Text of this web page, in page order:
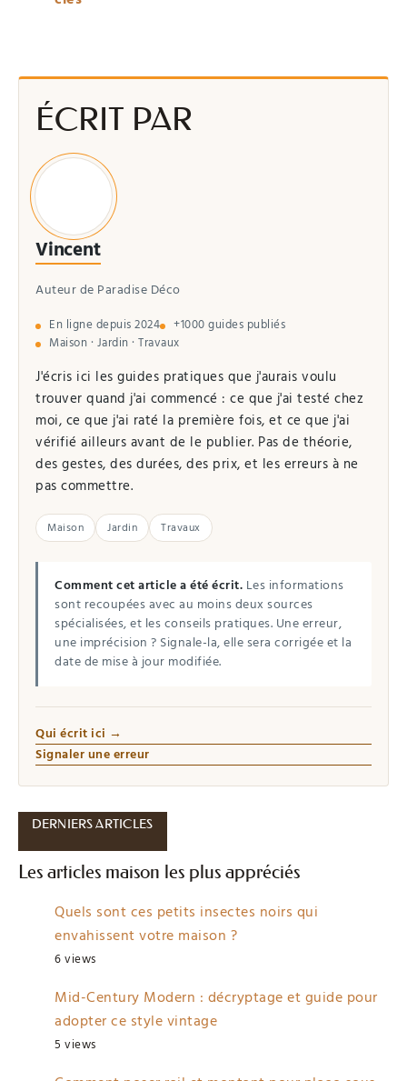
ÉCRIT PAR
Vincent
Auteur de Paradise Déco
En ligne depuis 2024
+1000 guides publiés
Maison · Jardin · Travaux
J'écris ici les guides pratiques que j'aurais voulu
trouver quand j'ai commencé : ce que j'ai testé chez
moi, ce que j'ai raté la première fois, et ce que j'ai
vérifié ailleurs avant de le publier. Pas de théorie,
des gestes, des durées, des prix, et les erreurs à ne
pas commettre.
Maison Jardin Travaux
Comment cet article a été écrit. Les informations
sont recoupées avec au moins deux sources
spécialisées, et les conseils pratiques. Une erreur,
une imprécision ? Signale-la, elle sera corrigée et la
date de mise à jour modifiée.
Qui écrit ici →
Signaler une erreur
DERNIERS ARTICLES
Les articles maison les plus appréciés
Quels sont ces petits insectes noirs qui
envahissent votre maison ?
6 views
Mid-Century Modern : décryptage et guide pour
adopter ce style vintage
5 views